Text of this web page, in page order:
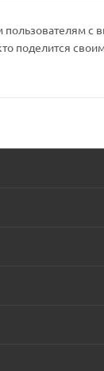
пользователям с
поделится